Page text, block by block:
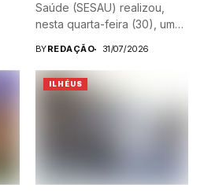
Saúde (SESAU) realizou,
nesta quarta-feira (30), uma
BYREDAÇÃO 31/07/2026
ILHÉUS